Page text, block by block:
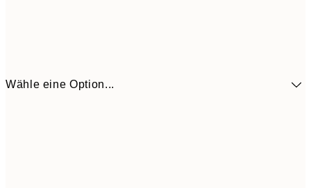
Wähle eine Option...